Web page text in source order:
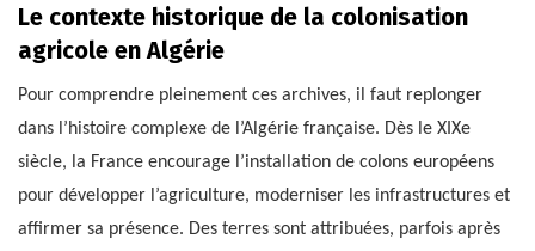
Le contexte historique de la colonisation
agricole en Algérie
Pour comprendre pleinement ces archives, il faut replonger
dans l’histoire complexe de l’Algérie française. Dès le XIXe
siècle, la France encourage l’installation de colons européens
pour développer l’agriculture, moderniser les infrastructures et
affirmer sa présence. Des terres sont attribuées, parfois après